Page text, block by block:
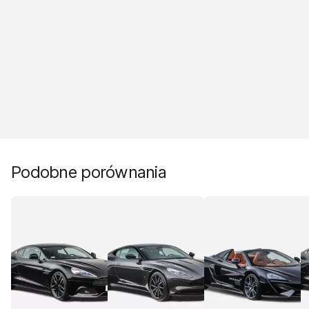
Podobne porównania